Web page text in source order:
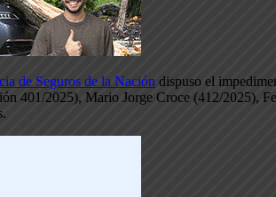
de Seguros de la Nación dispuso el
401/2025), Mario Jorge Croce (412/